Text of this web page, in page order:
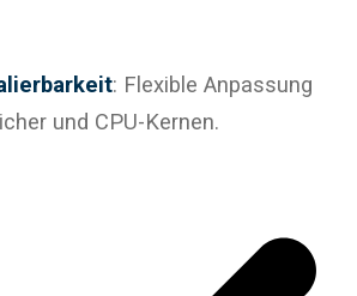
: Flexible Anpassung
und CPU-Kernen.